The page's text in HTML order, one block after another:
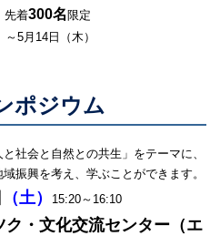
先着300名 限定
5月14日（木）
ポジウム
社会と自然との共生」をテーマに、
振興を考え、学ぶことができます。
（土） 15:20～16:10
ク・文化交流センター （エ